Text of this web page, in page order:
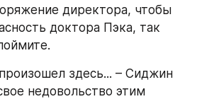
директора, чтобы
доктора Пэка, так
здесь... – Сиджин
недовольство этим